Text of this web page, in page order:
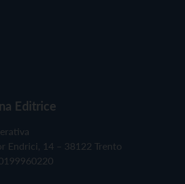
Editrice
Endrici, 14 – 38122 Trento